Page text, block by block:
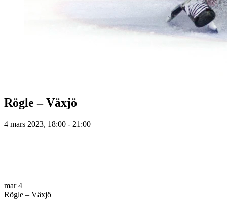
Rögle – Växjö
4 mars 2023, 18:00 - 21:00
mar 4
Rögle – Växjö